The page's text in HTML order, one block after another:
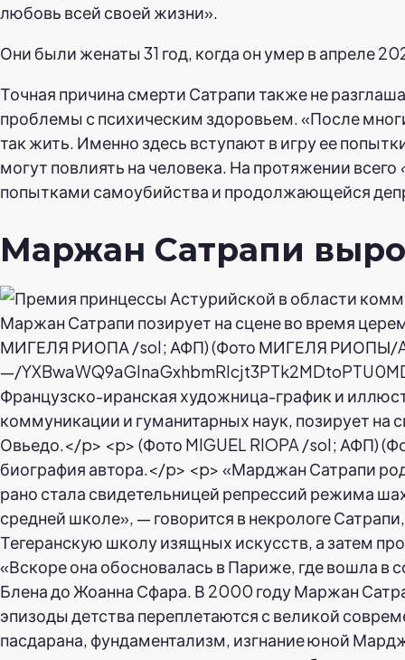
любовь всей своей жизни».
Они были женаты 31 год, когда он умер в апреле
Точная причина смерти Сатрапи также не
проблемы с психическим здоровьем. «После
так жить. Именно здесь вступают в игру ее
могут повлиять на человека. На протяжении всего
попытками самоубийства и продолжающейся
Маржан Сатрапи